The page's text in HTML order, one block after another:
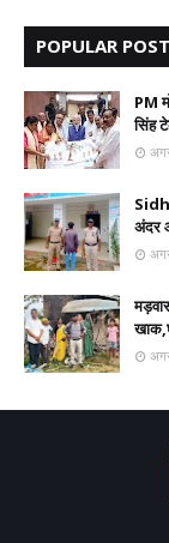
POPULAR
PM
सिंह
अंदर